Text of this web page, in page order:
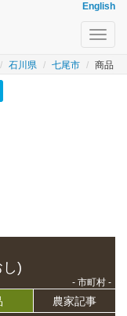
English
石川県 七尾市 商品
)
- 市町村 -
農家記事